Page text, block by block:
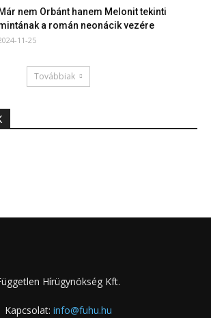
Már nem Orbánt hanem Melonit tekinti
a román neonácik vezére
11-25
Továbbiak
Hírügynökség Kft.
Kapcsolat: info@fuhu.hu